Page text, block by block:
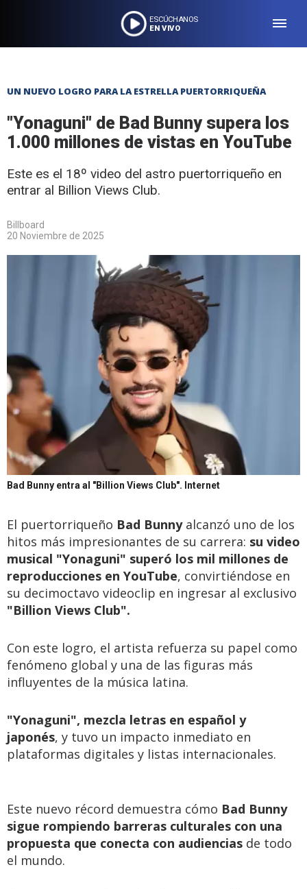
ESCÚCHANOS
EN VIVO
UN NUEVO LOGRO PARA LA ESTRELLA PUERTORRIQUEÑA
"Yonaguni" de Bad Bunny supera los
1.000 millones de vistas en YouTube
Este es el 18º video del astro puertorriqueño en
entrar al Billion Views Club.
Billboard
20 Noviembre de 2025
Bad Bunny entra al "Billion Views Club". Internet
El puertorriqueño Bad Bunnyalcanzó uno de los
hitos más impresionantes de su carrera: su video
musical "Yonaguni" superó los mil millones de
reproducciones en YouTube, convirtiéndose en
su decimoctavo videoclip en ingresar al exclusivo
"Billion Views Club".
Con este logro, el artista refuerza su papel como
fenómeno global y una de las figuras más
influyentes de la música latina.
"Yonaguni", mezcla letras en español y
japonés, y tuvo un impacto inmediato en
plataformas digitales y listas internacionales.
Este nuevo récord demuestra cómo Bad Bunny
sigue rompiendo barreras culturales con una
propuesta que conecta con audiencias de todo
el mundo.